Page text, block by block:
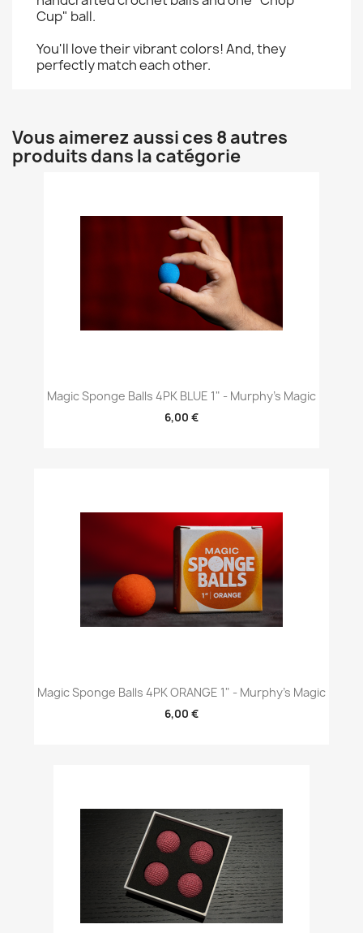
Cup" ball.
You'll love their vibrant colors! And, they
perfectly match each other.
Vous aimerez aussi ces 8 autres
produits dans la catégorie
Magic Sponge Balls 4PK BLUE 1" - Murphy's Magic
6,00 €
Magic Sponge Balls 4PK ORANGE 1" - Murphy's Magic
6,00 €